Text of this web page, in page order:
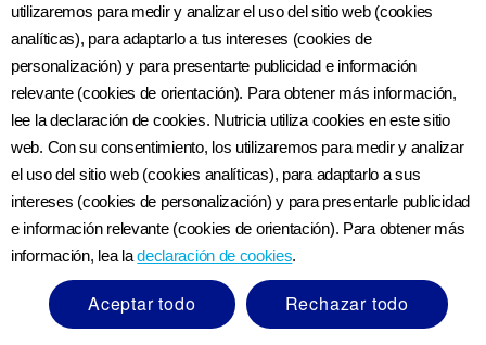
Grasa y azúcar. Las grasas insaturadas, como el
pescado azul, nueces y semillas, aguacates y aceite
de oliva, pueden ayudar a reducir el colesterol y
proporcionar ácidos grasos esenciales. Las grasas
saturadas deben mantenerse al mínimo: 20 g al día
para las mujeres y 30 g para los hombres. El
azúcar no debe representar más del 10% de tu
dieta diaria, alrededor de 50 gr o diez cucharaditas
por día para las mujeres
.
El omega 3, que se encuentra en el pescado azul,
utilizaremos para medir y analizar el uso del sitio web (cookies
analíticas), para adaptarlo a tus intereses (cookies de
personalización) y para presentarte publicidad e información
relevante (cookies de orientación). Para obtener más información,
lee la declaración de cookies. Nutricia utiliza cookies en este sitio
web. Con su consentimiento, los utilizaremos para medir y analizar
el uso del sitio web (cookies analíticas), para adaptarlo a sus
intereses (cookies de personalización) y para presentarle publicidad
e información relevante (cookies de orientación). Para obtener más
información, lea ladeclaración de cookies.
Aceptar todo
Rechazar todo